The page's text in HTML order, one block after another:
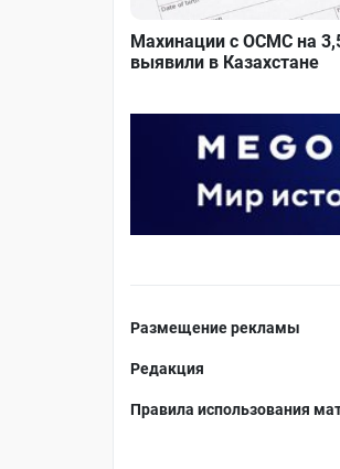
Махинации с ОСМС на
выявили в Казахстане
Размещение рекламы
Редакция
Правила использования